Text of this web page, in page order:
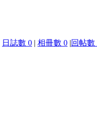
日誌數 0 | 相冊數 0 |回帖數